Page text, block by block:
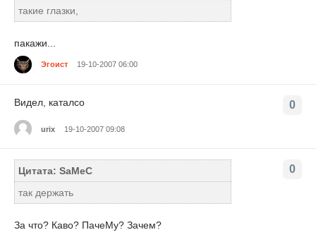
такие глазки,
пакажи...
Эгоист 19-10-2007 06:00
0
Видел, каталсо
urix 19-10-2007 09:08
0
Цитата: SaMeC
так держать
За что? Каво? ПачеМу? Зачем?